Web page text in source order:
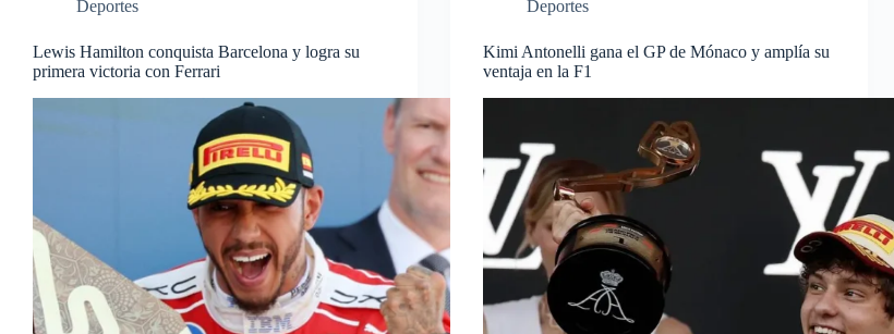
Deportes
Lewis Hamilton conquista Barcelona y logra su
primera victoria con Ferrari
Deportes
Kimi Antonelli gana el GP de Mónaco y amplía su
ventaja en la F1